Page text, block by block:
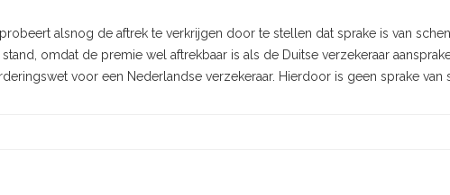
alsnog de aftrek te verkrijgen door te stellen dat sprake is van
omdat de premie wel aftrekbaar is als de Duitse verzekeraar
voor een Nederlandse verzekeraar. Hierdoor is geen sprake van